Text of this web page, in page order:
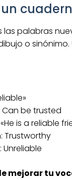
un
palabras
o
Can be trusted
is a reliable
Trustworthy
mejorar tu